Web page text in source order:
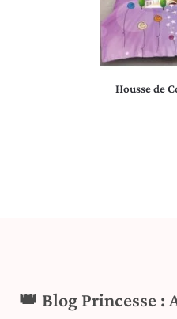
Housse de
👑 Blog Princesse :